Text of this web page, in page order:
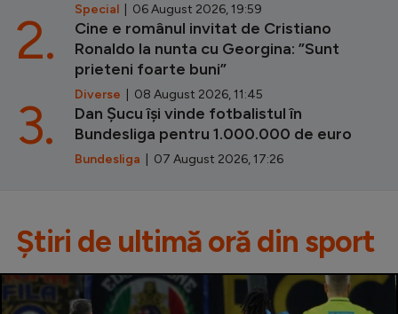
Special | 06 August 2026, 19:59
Cine e românul invitat de Cristiano
Ronaldo la nunta cu Georgina: ”Sunt
prieteni foarte buni”
Diverse | 08 August 2026, 11:45
2.
Dan Șucu își vinde fotbalistul în
Bundesliga pentru 1.000.000 de euro
Bundesliga | 07 August 2026, 17:26
3.
Știri de ultimă oră din sport